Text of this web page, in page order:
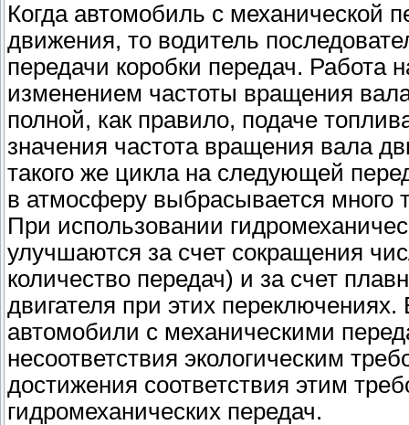
Когда автомобиль с механической
движения, то водитель
передачи коробки передач. Работа
изменением частоты вращения
полной, как правило, подаче
значения частота вращения вала
такого же цикла на следующей
в атмосферу выбрасывается много
При использовании
улучшаются за счет сокращения
количество передач) и за счет
двигателя при этих
автомобили с механическими
несоответствия экологическим
достижения соответствия этим
гидромеханических передач.